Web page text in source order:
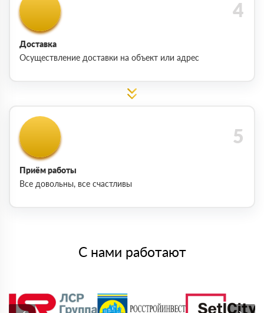
Доставка
Осуществление доставки на объект или адрес
Приём работы
Все довольны, все счастливы
С нами работают